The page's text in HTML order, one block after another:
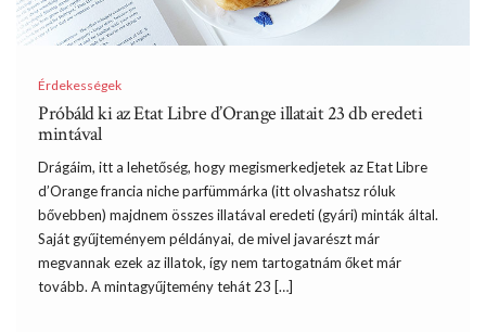
Érdekességek
Próbáld ki az Etat Libre d’Orange illatait 23 db eredeti
mintával
Drágáim, itt a lehetőség, hogy megismerkedjetek az Etat Libre
d’Orange francia niche parfümmárka (itt olvashatsz róluk
bővebben) majdnem összes illatával eredeti (gyári) minták által.
Saját gyűjteményem példányai, de mivel javarészt már
megvannak ezek az illatok, így nem tartogatnám őket már
tovább. A mintagyűjtemény tehát 23 […]